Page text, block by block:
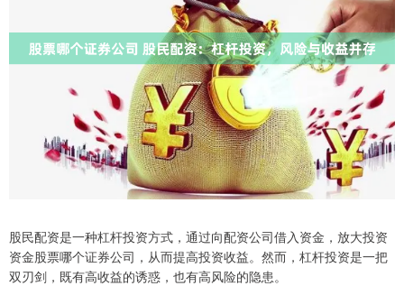
股民配资是一种杠杆投资方式，通过向配资公司借入资金，放大投资
资金股票哪个证券公司，从而提高投资收益。然而，杠杆投资是一把
双刃剑，既有高收益的诱惑，也有高风险的隐患。